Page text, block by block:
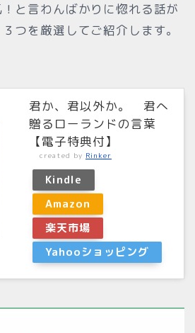
と言わんばかりに惚れる話が
つを厳選してご紹介します。
君か、君以外か。 君へ
贈るローランドの言葉
【電子特典付】
created by Rinker
Kindle
Amazon
楽天市場
Yahooショッピング